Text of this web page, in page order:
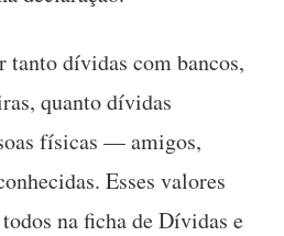
tanto dívidas com bancos,
quanto dívidas
físicas — amigos,
Esses valores
na ficha de Dívidas e